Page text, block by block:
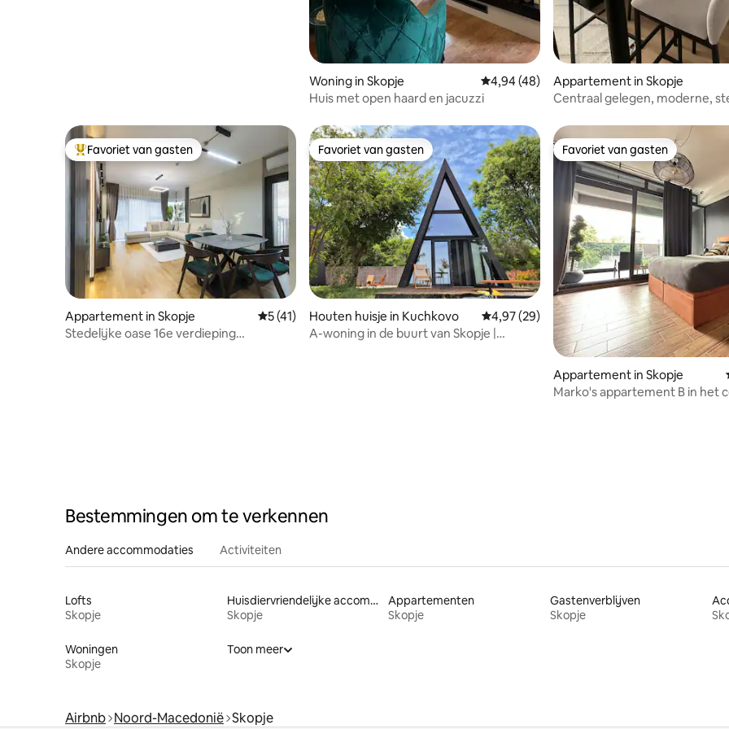
Woning in Skopje Gemiddelde beoordeling van 4,94 uit 5, 48
4,94 (48)
Huis met open haard en jacuzzi
Appartement in Skopje
Centraal gelegen, moderne,
Topfavoriet van gasten
Favoriet van gasten
Appartement in Skopje Gemiddelde beoordeling van 5 uit 5, 41 recensies
5 (41)
Stedelijke oase 16e verdieping
Favoriet van gasten
Favoriet van gasten
Houten huisje in Kuchkovo Gemiddelde beoordeling van 4,97 uit 5, 29
4,97 (29)
A-woning in de buurt van Skopje |
Favoriet van gasten
Favoriet van gasten
Appartement in Skopje
Marko's appartement B in het
Bestemmingen om te verkennen
Andere accommodaties Activiteiten
Lofts
Skopje
Huisdiervriendelijke accommodaties
Skopje
Appartementen
Skopje
Gastenverblijven
Skopje
Woningen
Skopje
Toon meer
Airbnb Noord-Macedonië Skopje